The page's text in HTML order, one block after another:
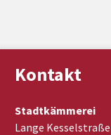
Kontakt
Stadtkämmerei
Lange